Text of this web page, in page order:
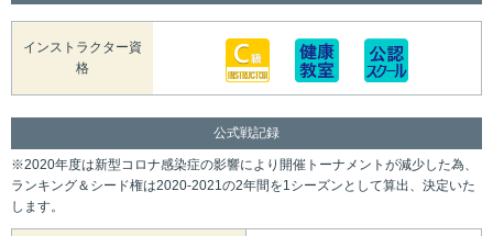
インストラクター資
格
公式戦記録
※2020年度は新型コロナ感染症の影響により開催トーナメントが減少した為、
ランキング＆シード権は2020-2021の2年間を1シーズンとして算出、決定いた
します。